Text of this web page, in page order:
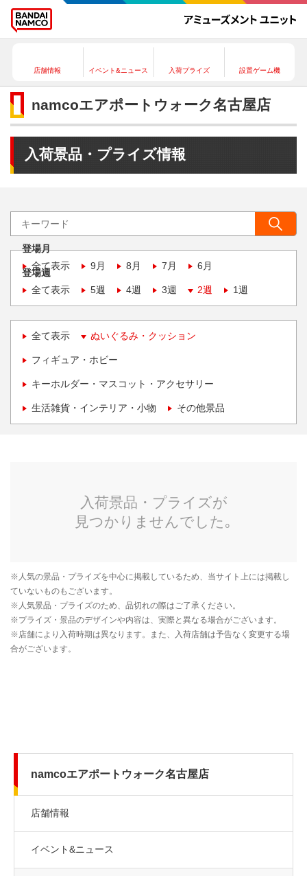
店舗情報 イベント&ニュース 入荷プライズ 設置ゲーム機
namcoエアポートウォーク名古屋店
入荷景品・プライズ情報
登場月
全て表示
9月 8月 7月 6月
登場週
全て表示
5週 4週 3週 2週 1週
全て表示 ぬいぐるみ・クッション
フィギュア・ホビー
キーホルダー・マスコット・アクセサリー
生活雑貨・インテリア・小物 その他景品
namcoエアポートウォーク名古屋店
店舗情報
イベント&ニュース